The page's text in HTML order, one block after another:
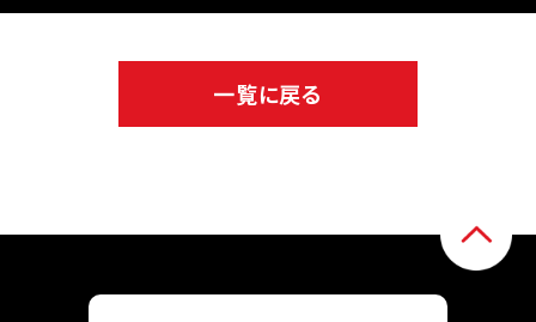
一覧に戻る